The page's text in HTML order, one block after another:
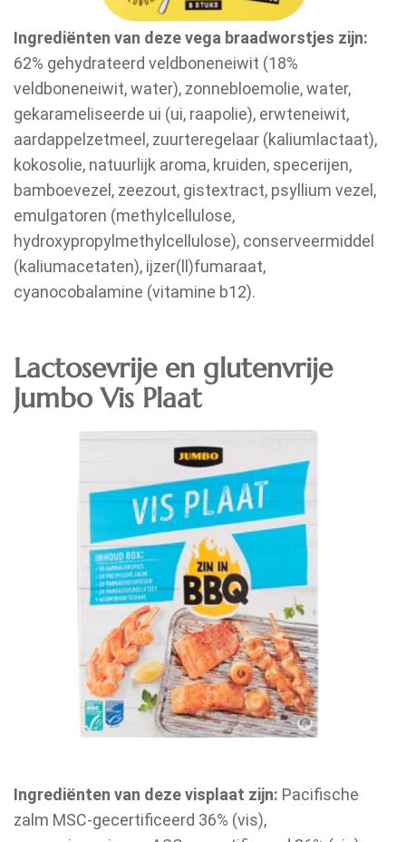
Ingrediënten van deze vega braadworstjes zijn:
62% gehydrateerd veldboneneiwit (18%
veldboneneiwit, water), zonnebloemolie, water,
gekarameliseerde ui (ui, raapolie), erwteneiwit,
aardappelzetmeel, zuurteregelaar (kaliumlactaat),
kokosolie, natuurlijk aroma, kruiden, specerijen,
bamboevezel, zeezout, gistextract, psyllium vezel,
emulgatoren (methylcellulose,
hydroxypropylmethylcellulose), conserveermiddel
(kaliumacetaten), ijzer(ll)fumaraat,
cyanocobalamine (vitamine b12).
Lactosevrije en glutenvrije
Jumbo Vis Plaat
Ingrediënten van deze visplaat zijn: Pacifische
zalm MSC-gecertificeerd 36% (vis),